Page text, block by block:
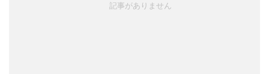
記事がありません